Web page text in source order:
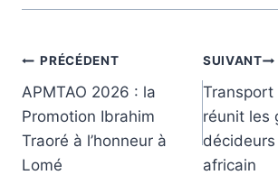
Navigation
de
l’article
PRÉCÉDENT
APMTAO 2026 : la
Promotion Ibrahim
Traoré à l’honneur à
Lomé
SUIVANT
Transport
réunit les
africain